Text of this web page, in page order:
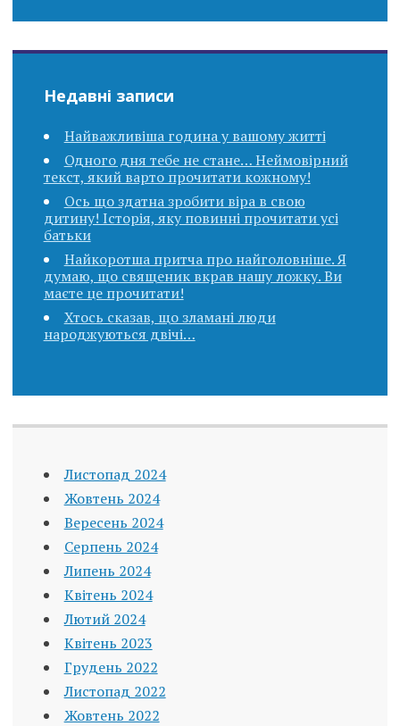
Недавні записи
Найважливіша година у вашому житті
Одного дня тебе не стане… Неймовірний
текст, який варто прочитати кожному!
Ось що здатна зробити віра в свою
дитину! Історія, яку повинні прочитати усі
батьки
Найкоротша притча про найголовніше. Я
думаю, що священик вкpав нашу ложку. Ви
маєте це прочитати!
Хтось сказав, що зламані люди
народжуються двічі…
Листопад 2024
Жовтень 2024
Вересень 2024
Серпень 2024
Липень 2024
Квітень 2024
Лютий 2024
Квітень 2023
Грудень 2022
Листопад 2022
Жовтень 2022